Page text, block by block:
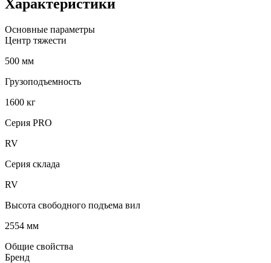
Характеристики
Основные параметры
Центр тяжести
500 мм
Грузоподъемность
1600 кг
Серия PRO
RV
Серия склада
RV
Высота свободного подъема вил
2554 мм
Общие свойства
Бренд